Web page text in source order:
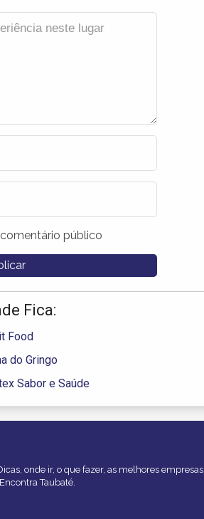
público
Fica:
Food
do Gringo
Sabor e Saúde
onde ir, o que fazer, as melhores empresas,
Taubaté.